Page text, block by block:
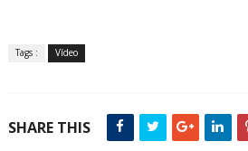
Tags : Vídeo
SHARE THIS